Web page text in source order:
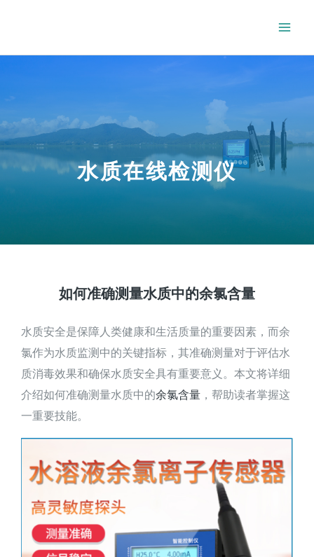
水质在线检测仪
如何准确测量水质中的余氯含量
水质安全是保障人类健康和生活质量的重要因素，而余
氯作为水质监测中的关键指标，其准确测量对于评估水
质消毒效果和确保水质安全具有重要意义。本文将详细
介绍如何准确测量水质中的余氯含量 ，帮助读者掌握这
一重要技能。